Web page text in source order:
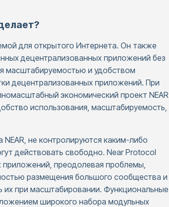
для открытого Интернета. Он также
децентрализованных приложений без
масштабируемостью и удобством
децентрализованных приложений. При
экономический проект NEAR
использования, масштабируемость,
не контролируются каким-либо
действовать свободно. Near Protocol
приложений, преодолевая проблемы,
размещения большого сообщества и
их при масштабировании. Функциональные
широкого набора модульных